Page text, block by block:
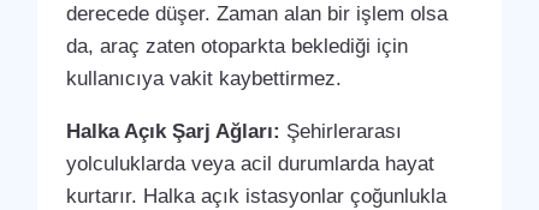
derecede düşer. Zaman alan bir işlem olsa
da, araç zaten otoparkta beklediği için
kullanıcıya vakit kaybettirmez.
Halka Açık Şarj Ağları: Şehirlerarası
yolculuklarda veya acil durumlarda hayat
kurtarır. Halka açık istasyonlar çoğunlukla